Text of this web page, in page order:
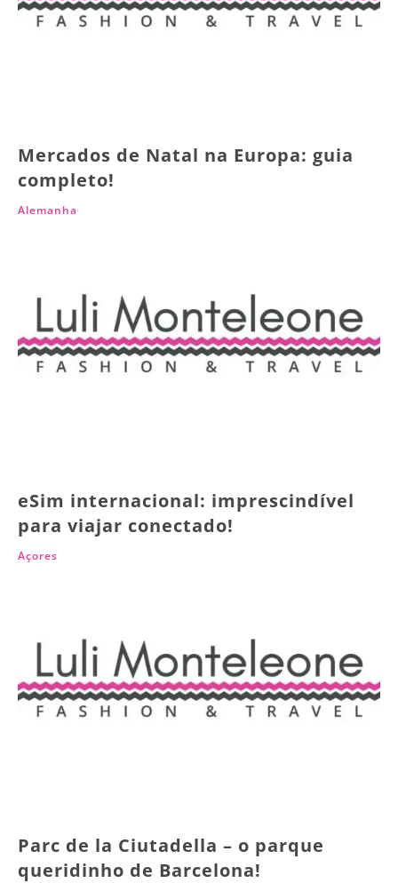
Mercados de Natal na Europa: guia
completo!
Alemanha
eSim internacional: imprescindível
para viajar conectado!
Açores
Parc de la Ciutadella – o parque
queridinho de Barcelona!